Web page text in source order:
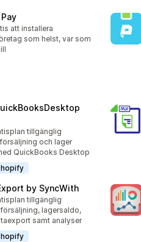
totalt
att installera
som helst, var som
totalt tillgänglig
och lager
QuickBooks Desktop
by SyncWith
totalt tillgänglig
lagersaldo,
samt analyser